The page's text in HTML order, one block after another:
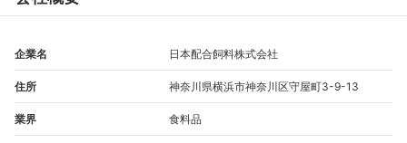
企業名 日本配合飼料株式会社
住所 神奈川県横浜市神奈川区守屋町3-9-13
業界 食料品